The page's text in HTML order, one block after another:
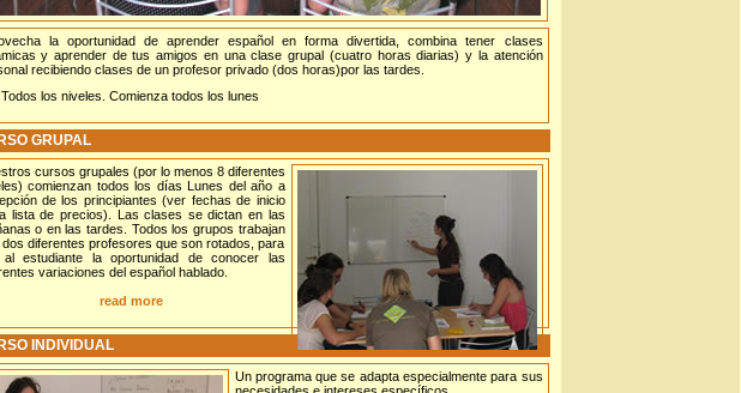
la oportunidad de aprender español en forma divertida, combina tener clases
y aprender de tus amigos en una clase grupal (cuatro horas diarias) y la atención
recibiendo clases de un profesor privado (dos horas)por las tardes.
Todos los niveles. Comienza todos los lunes
GRUPAL
cursos grupales (por lo menos 8 diferentes
comienzan todos los días Lunes del año a
de los principiantes (ver fechas de inicio
lista de precios). Las clases se dictan en las
o en las tardes. Todos los grupos trabajan
diferentes profesores que son rotados, para
al estudiante la oportunidad de conocer las
variaciones del español hablado.
read more
INDIVIDUAL
Un programa que se adapta especialmente para sus